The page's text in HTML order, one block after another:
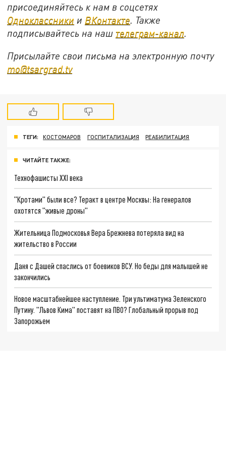
присоединяйтесь к нам в соцсетях
Одноклассники и ВКонтакте . Также
подписывайтесь на наш телеграм-канал
Присылайте свои письма на электронную почту
mo@tsargrad.tv
ТЕГИ: КОСТОМАРОВ ГОСПИТАЛИЗАЦИЯ РЕАБИЛИТАЦИЯ
ЧИТАЙТЕ ТАКЖЕ:
Технофашисты XXI века
"Кротами" были все? Теракт в центре Москвы: На генералов
охотятся "живые дроны"
Жительница Подмосковья Вера Брежнева потеряла вид на
жительство в России
Даня с Дашей спаслись от боевиков ВСУ. Но беды для малышей не
закончились
Новое масштабнейшее наступление. Три ультиматума Зеленского
Путину. "Львов Кима" поставят на ПВО? Глобальный прорыв под
Запорожьем